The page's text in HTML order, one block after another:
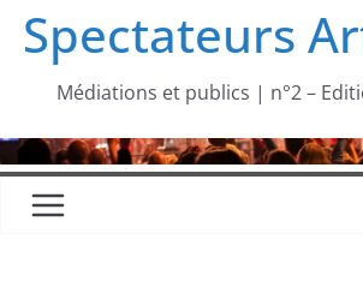
Spectateurs
Médiations et publics | n°2 –